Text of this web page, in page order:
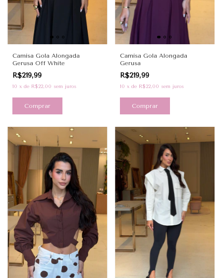
Camisa Gola Alongada
Gerusa Off White
R$219,99
10 x de R$22,00 sem juros
Comprar
Camisa Gola Alongada
Gerusa
R$219,99
10 x de R$22,00 sem juros
Comprar